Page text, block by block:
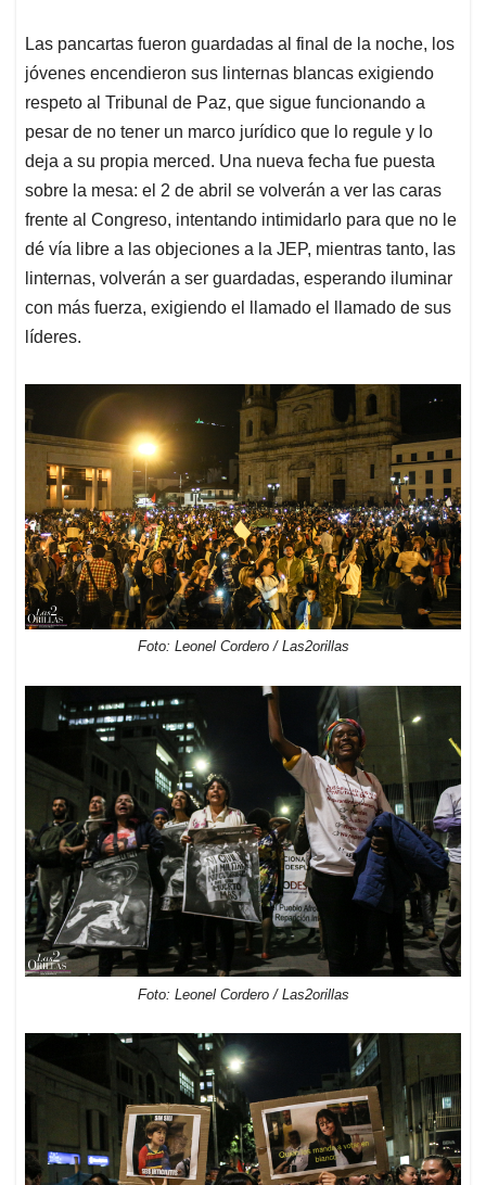
Las pancartas fueron guardadas al final de la noche, los
jóvenes encendieron sus linternas blancas exigiendo
respeto al Tribunal de Paz, que sigue funcionando a
pesar de no tener un marco jurídico que lo regule y lo
deja a su propia merced. Una nueva fecha fue puesta
sobre la mesa: el 2 de abril se volverán a ver las caras
frente al Congreso, intentando intimidarlo para que no le
dé vía libre a las objeciones a la JEP, mientras tanto, las
linternas, volverán a ser guardadas, esperando iluminar
con más fuerza, exigiendo el llamado el llamado de sus
líderes.
Foto: Leonel Cordero / Las2orillas
Foto: Leonel Cordero / Las2orillas